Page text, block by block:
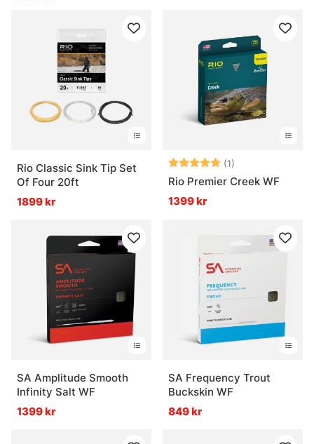
Rio Classic Sink Tip Set
Of Four 20ft
1899 kr
Betyg: (1)
Rio Premier Creek WF
1399 kr
SA Amplitude Smooth
Infinity Salt WF
1399 kr
SA Frequency Trout
Buckskin WF
849 kr